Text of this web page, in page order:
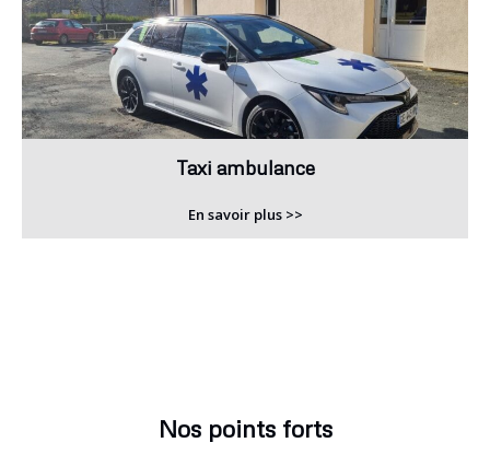
Taxi ambulance
En savoir plus >>
Nos points forts